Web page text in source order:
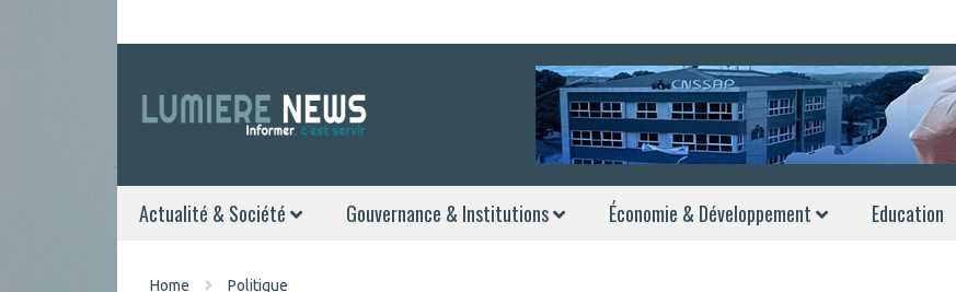
Actualité & Société Gouvernance & Institutions Économie & Développement Education
Home Politique